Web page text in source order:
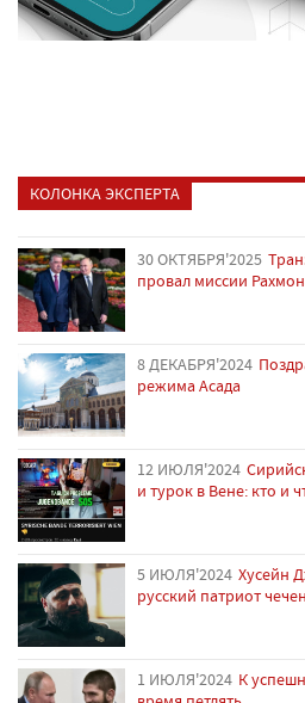
КОЛОНКА ЭКСПЕРТА
30 ОКТЯБРЯ'2025
провал миссии
8 ДЕКАБРЯ'2024
режима Асада
12 ИЮЛЯ'2024
и турок в Вене: кто и
5 ИЮЛЯ'2024 Хусейн
русский патриот
1 ИЮЛЯ'2024 К